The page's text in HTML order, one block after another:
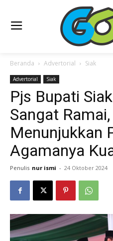
Beranda Advertorial Siak
Advertorial Siak
Pjs Bupati
Sangat Ramai,
Menunjukkan
Agamanya
Penulis nur ismi - 24 Oktober 2024